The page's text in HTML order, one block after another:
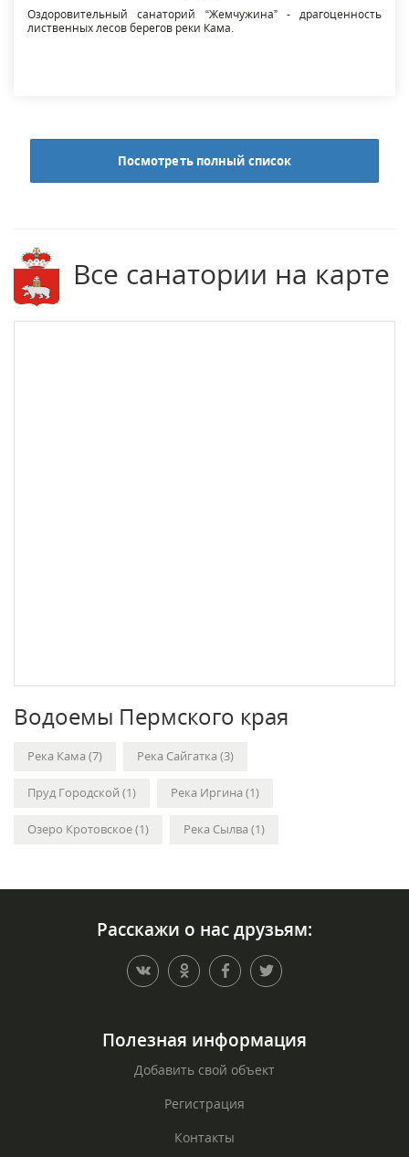
Оздоровительный санаторий “Жемчужина” - драгоценность
лиственных лесов берегов реки Кама.
Посмотреть полный список
Все санатории на карте
Водоемы Пермского края
Река Кама (7) Река Сайгатка (3)
Пруд Городской (1) Река Иргина (1)
Озеро Кротовское (1) Река Сылва (1)
Расскажи о нас друзьям:
Полезная информация
Добавить свой объект
Регистрация
Контакты